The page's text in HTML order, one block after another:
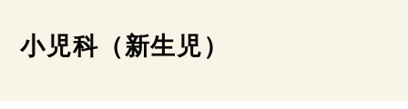
小児科（新生児）